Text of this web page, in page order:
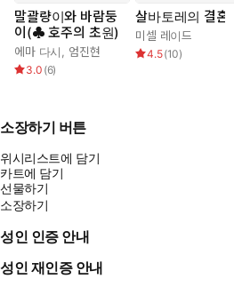
말괄량이와 바람둥
이(♣ 호주의 초원)
에마 다시, 엄진현
3.0 (6)
살바토레의 결혼
미셀 레이드
4.5(10)
소장하기 버튼
위시리스트에 담기
카트에 담기
선물하기
소장하기
성인 인증 안내
성인 재인증 안내